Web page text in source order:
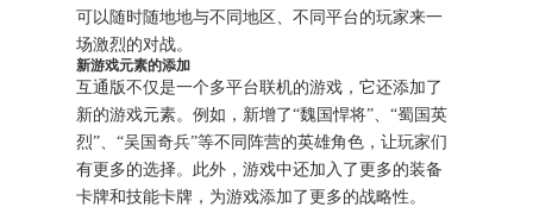
可以随时随地地与不同地区、不同平台的玩家来一
场激烈的对战。
新游戏元素的添加
互通版不仅是一个多平台联机的游戏，它还添加了
新的游戏元素。例如，新增了“魏国悍将”、“蜀国英
烈”、“吴国奇兵”等不同阵营的英雄角色，让玩家们
有更多的选择。此外，游戏中还加入了更多的装备
卡牌和技能卡牌，为游戏添加了更多的战略性。